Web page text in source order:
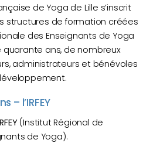
de Yoga de Lille s’inscrit
structures de formation créées
des Enseignants de Yoga
quarante ans, de nombreux
administrateurs et bénévoles
– l’IRFEY
(Institut Régional de
de Yoga).